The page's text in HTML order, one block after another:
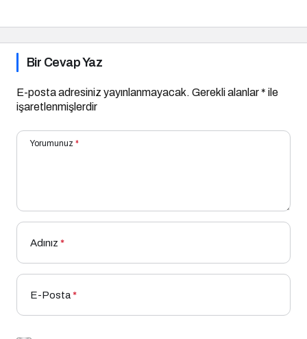
Bir Cevap Yaz
E-posta adresiniz yayınlanmayacak. Gerekli alanlar* ile
işaretlenmişlerdir
Yorumunuz *
Adınız *
E-Posta*